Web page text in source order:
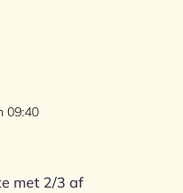
09:40
met 2/3 af